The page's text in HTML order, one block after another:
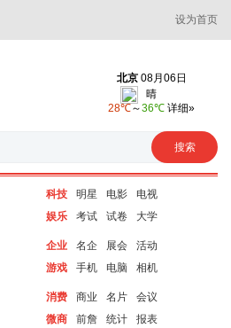
设为首页
科技 明星 电影
电视
娱乐
考试 试卷 大学
企业 名企 展会
活动
游戏
手机 电脑 相机
消费 商业 名片
会议
微商
前詹 统计 报表